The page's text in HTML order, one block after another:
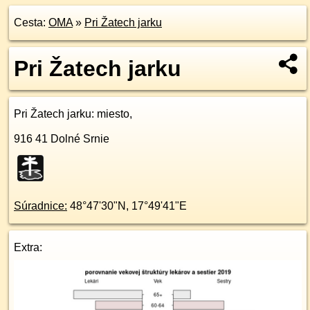
Cesta: OMA» Pri Žatech jarku
Pri Žatech jarku
Pri Žatech jarku: miesto,
916 41 Dolné Srnie
Súradnice: 48°47'30"N , 17°49'41"E
Extra: